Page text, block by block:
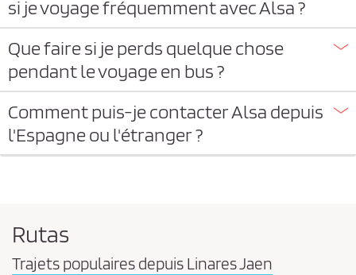
si je voyage fréquemment avec Alsa ?
Que faire si je perds quelque chose
pendant le voyage en bus ?
Comment puis-je contacter Alsa depuis
l'Espagne ou l'étranger ?
Rutas
Trajets populaires depuis Linares Jaen